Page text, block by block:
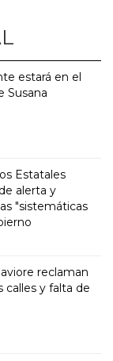
estará en el
Susana
Estatales
alerta y
"sistemáticas
reclaman
calles y falta de